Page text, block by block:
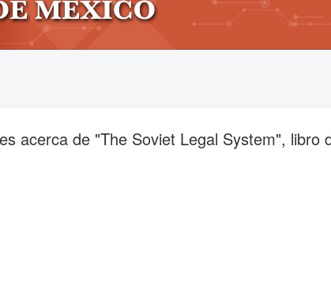
acerca de "The Soviet Legal System", libro